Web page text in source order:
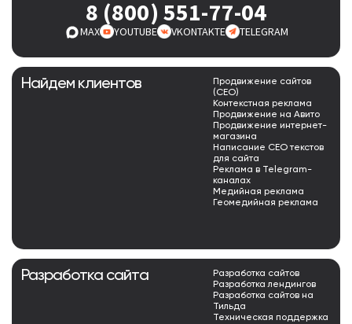
Найдем клиентов
Продвижение сайтов
(СЕО)
Контекстная реклама
Продвижение на Авито
Продвижение интернет-
магазина
Написание СЕО текстов
для сайта
Реклама в Telegram-
каналах
Медийная реклама
Геомедийная реклама
8 (800) 551-77-04
MAX YOUTUBE VKONTAKTE TELEGRAM
Разработка сайта
Разработка сайтов
Разработка лендингов
Разработка сайтов на
Тильда
Техническая поддержка